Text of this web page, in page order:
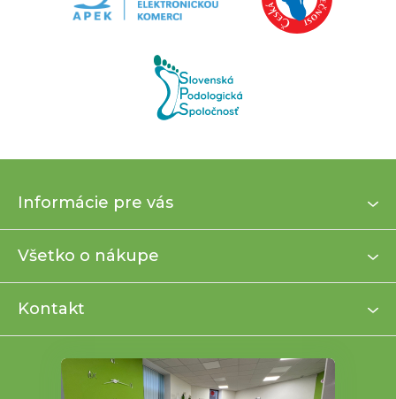
p
t
Informácie pre vás
Všetko o nákupe
Kontakt